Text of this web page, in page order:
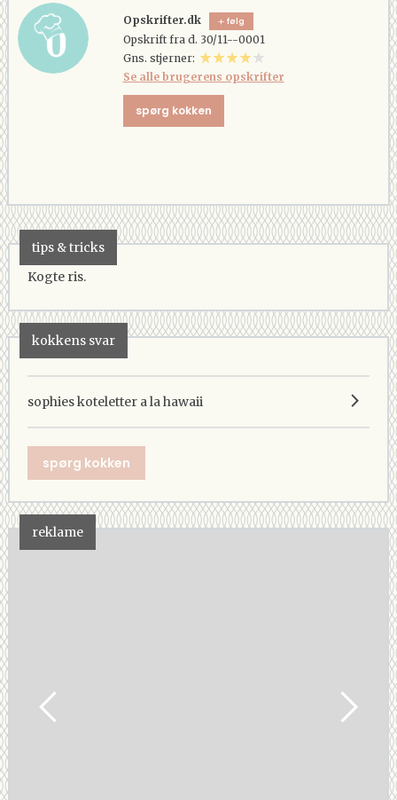
Opskrifter.dk følg
Opskrift fra d. 30/11--0001
Gns. stjerner:
Se alle brugerens opskrifter
spørg kokken
tips & tricks
Kogte ris.
kokkens svar
sophies koteletter a la hawaii
spørg kokken
reklame